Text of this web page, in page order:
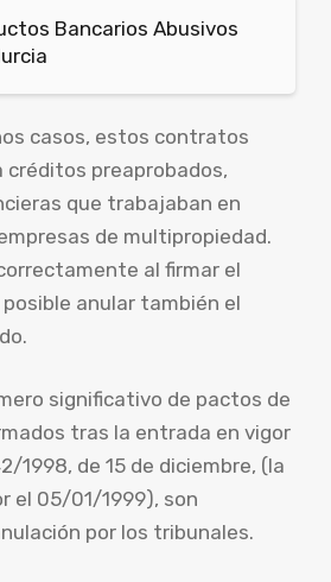
Bancarios Abusivos
casos, estos contratos
créditos preaprobados,
que trabajaban en
de multipropiedad.
al firmar el
anular también el
significativo de pactos de
tras la entrada en vigor
1998, de 15 de diciembre, (la
el 05/01/1999), son
por los tribunales.